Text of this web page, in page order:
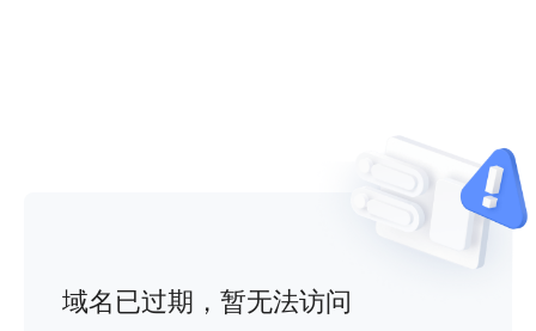
域名已过期，暂无法访问